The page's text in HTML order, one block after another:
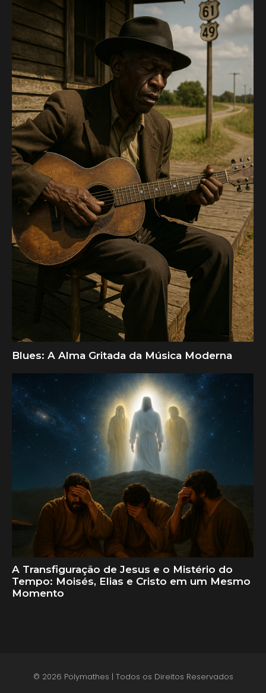
Blues: A Alma Gritada da Música Moderna
A Transfiguração de Jesus e o Mistério do
Tempo: Moisés, Elias e Cristo em um Mesmo
Momento
© 2026 Polymathes | Todos os Direitos Reservados